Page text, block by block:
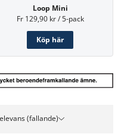
Loop Mini
Fr 129,90 kr / 5-pack
Köp här
(fallande)